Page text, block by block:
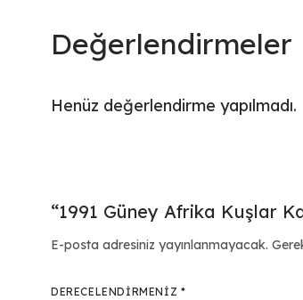
Değerlendirmeler
Henüz değerlendirme yapılmadı.
“1991 Güney Afrika Kuşlar
E-posta adresiniz yayınlanmayacak.
DERECELENDIRMENIZ *